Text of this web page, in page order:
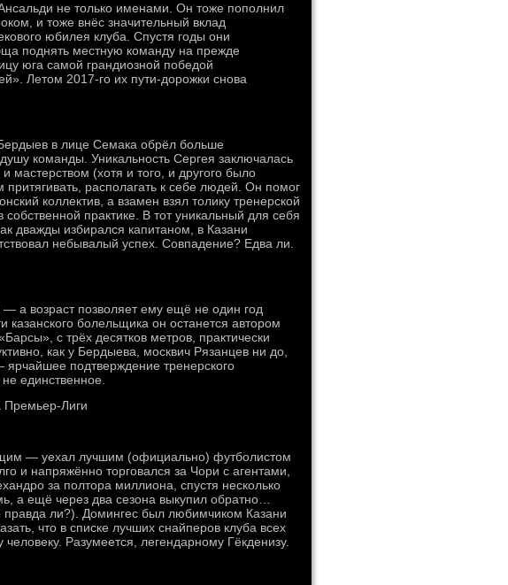
не только именами. Он тоже пополнил
и тоже внёс значительный вклад
юбилея клуба. Спустя годы они
поднять местную команду на прежде
юга самой грандиозной победой
Летом 2017-го их пути-дорожки снова
в лице Семака обрёл больше
команды. Уникальность Сергея заключалась
мастерством (хотя и того, и другого было
располагать к себе людей. Он помог
коллектив, а взамен взял толику тренерской
практике. В тот уникальный для себя
дважды избирался капитаном, в Казани
небывалый успех. Совпадение? Едва ли.
а возраст позволяет ему ещё не один год
болельщика он останется автором
с трёх десятков метров, практически
как у Бердыева, москвич Рязанцев ни до,
подтверждение тренерского
единственное.
Премьер-Лиги
— уехал лучшим (официально) футболистом
и напряжённо торговался за Чори с агентами,
за полтора миллиона, спустя несколько
а ещё через два сезона выкупил обратно…
правда ли?). Домингес был любимчиком Казани
что в списке лучших снайперов клуба всех
Разумеется, легендарному Гёкденизу.